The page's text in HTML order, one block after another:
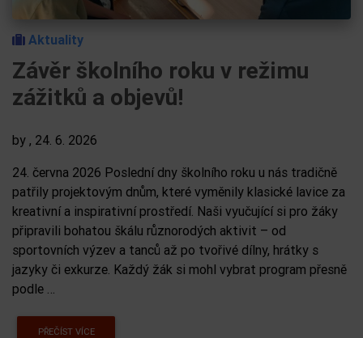
Aktuality
Závěr školního roku v režimu
zážitků a objevů!
by , 24. 6. 2026
24. června 2026 Poslední dny školního roku u nás tradičně
patřily projektovým dnům, které vyměnily klasické lavice za
kreativní a inspirativní prostředí. Naši vyučující si pro žáky
připravili bohatou škálu různorodých aktivit – od
sportovních výzev a tanců až po tvořivé dílny, hrátky s
jazyky či exkurze. Každý žák si mohl vybrat program přesně
podle …
PŘEČÍST VÍCE